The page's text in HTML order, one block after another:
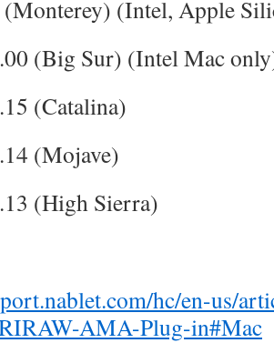
(Monterey) (Intel, Apple
(Big Sur) (Intel Mac
(Catalina)
(Mojave)
(High Sierra)
hc/en-us/
AMA-Plug-in#Mac